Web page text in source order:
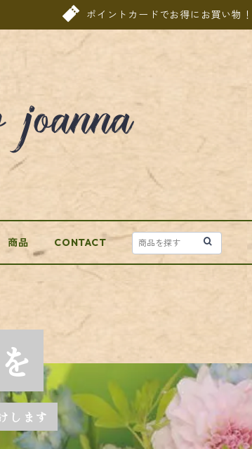
ポイントカードでお得にお買い物！
商品 CONTACT
します